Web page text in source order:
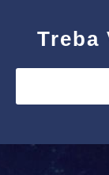
Treba